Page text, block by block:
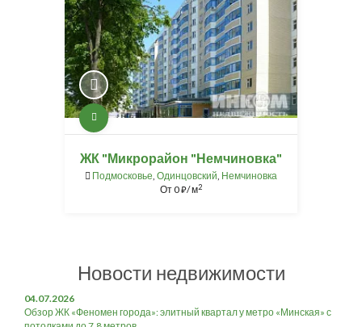
ЖК "Микрорайон "Немчиновка"
Подмосковье, Одинцовский, Немчиновка
От0⃏/ м2
Новости недвижимости
04.07.2026
Обзор ЖК «Феномен города»: элитный квартал у метро «Минская» с